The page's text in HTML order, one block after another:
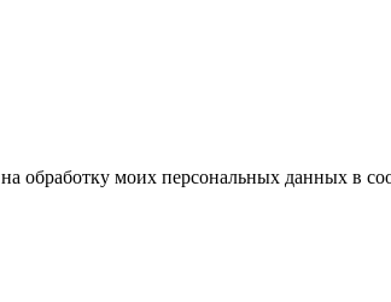
на обработку моих персональных данных в